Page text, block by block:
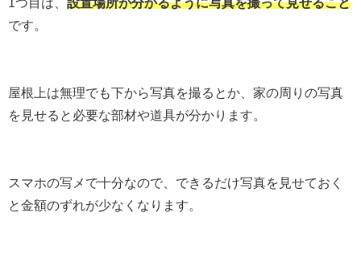
です。
屋根上は無理でも下から写真を撮るとか、家の周りの写真
を見せると必要な部材や道具が分かります。
スマホの写メで十分なので、できるだけ写真を見せておく
と金額のずれが少なくなります。